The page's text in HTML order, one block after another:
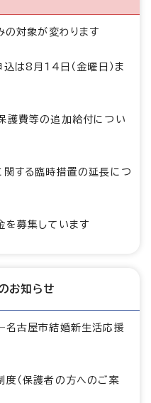
対象が変わります
は8月14日（金曜日）ま
護費等の追加給付につい
関する臨時措置の延長につ
募集しています
お知らせ
名古屋市結婚新生活応援
度（保護者の方へのご案